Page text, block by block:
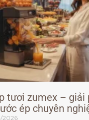
tươi zumex – giải
ép chuyên
2026